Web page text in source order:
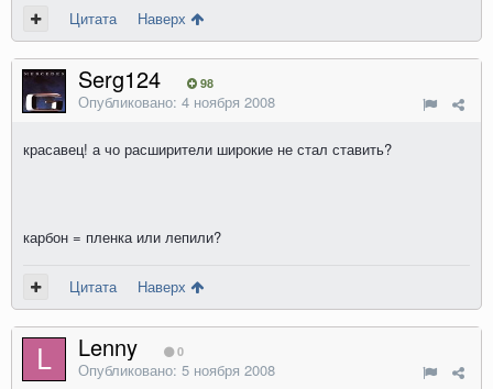
Цитата Наверх
Serg124 98
Опубликовано: 4 ноября 2008
красавец! а чо расширители широкие не стал ставить?
карбон = пленка или лепили?
Цитата Наверх
Lenny 0
Опубликовано: 5 ноября 2008